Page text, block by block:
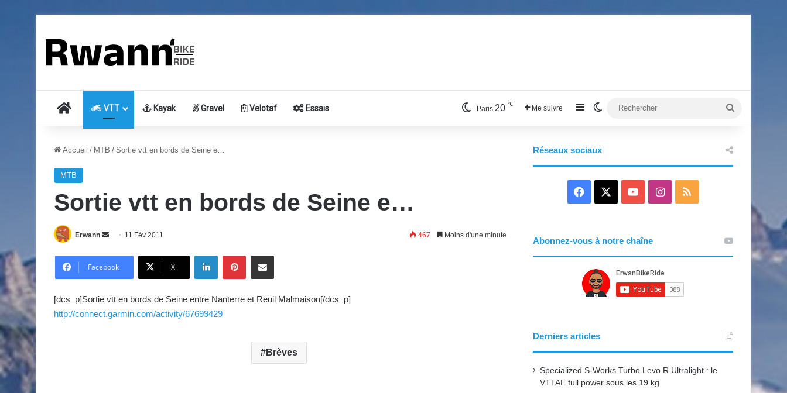
Accueil VTT Kayak Gravel Velotaf Essais Paris 20 ℃ Me suivre Sidebar (barre latérale)
Switch skin
Accueil / MTB / Sortie vtt en bords de Seine e…
MTB
Sortie vtt en bords de Seine e…
Erwann
o
r
11 Fév 2011 467 Moins d'une minute
Facebook X
[dcs_p]Sortie vtt en bords de Seine entre Nanterre et Reuil Malmaison[/dcs_p]
http://connect.garmin.com/activity/67699429
Brèves
Réseaux sociaux
c
b
o
k
u
u
I
a
a
Abonnez-vous à notre chaîne
Derniers articles
Specialized S-Works Turbo Levo R Ultralight : le
VTTAE full power sous les 19 kg